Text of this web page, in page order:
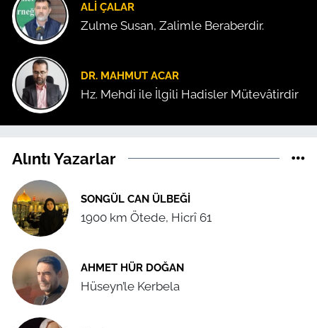
ALI ÇALAR
Zulme Susan, Zalimle Beraberdir.
DR. MAHMUT ACAR
Hz. Mehdi ile İlgili Hadisler Mütevâtirdir
Alıntı Yazarlar
SONGÜL CAN ÜLBEĞI
1900 km Ötede, Hicrî 61
AHMET HÜR DOĞAN
Hüseyn’le Kerbela